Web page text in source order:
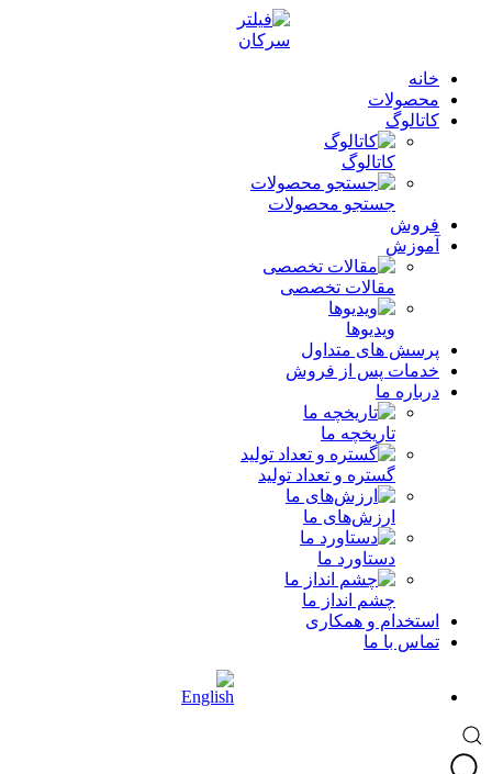
خانه
محصولات
کاتالوگ
کاتالوگ
جستجو محصولات
فروش
آموزش
مقالات تخصصی
ویدیوها
پرسش های متداول
خدمات پس از فروش
درباره ما
تاریخچه ما
گستره و تعداد تولید
ارزش‌های ما
دستاورد ما
چشم انداز ما
استخدام و همکاری
تماس با ما